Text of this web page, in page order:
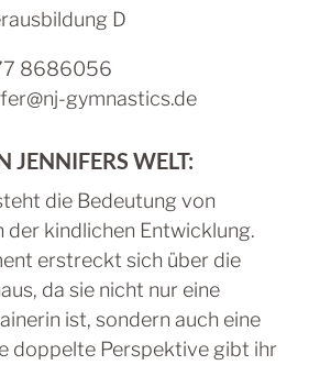
JENNIFERS WELT:
die Bedeutung von
der kindlichen Entwicklung.
erstreckt sich über die
da sie nicht nur eine
ist, sondern auch eine
doppelte Perspektive gibt ihr
D
8686056
gymnastics.de